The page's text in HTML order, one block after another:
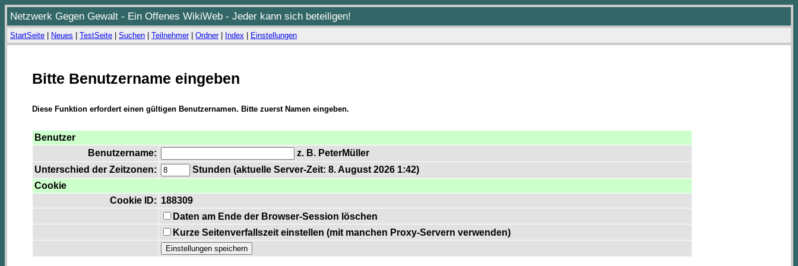
Netzwerk Gegen Gewalt - Ein Offenes WikiWeb - Jeder kann sich beteiligen!
StartSeite Neues TestSeite Suchen Teilnehmer| Ordner| Index Einstellungen
Bitte Benutzername eingeben
Diese Funktion erfordert einen gültigen Benutzernamen. Bitte zuerst Namen eingeben.
Benutzer
Benutzername:
z. B. PeterMüller
Unterschied der Zeitzonen:
Stunden (aktuelle Server-Zeit: 8. August 2026 1:42)
Cookie
Cookie ID: 188309
Daten am Ende der Browser-Session löschen
Kurze Seitenverfallszeit einstellen (mit manchen Proxy-Servern verwenden)